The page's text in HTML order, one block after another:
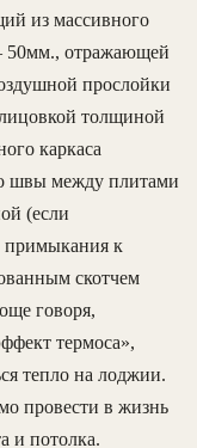
из массивного
50мм., отражающей
прослойки
толщиной
каркаса
швы между плитами
(если
примыкания к
скотчем
говоря,
термоса»,
тепло на лоджии.
провести в жизнь
и потолка.